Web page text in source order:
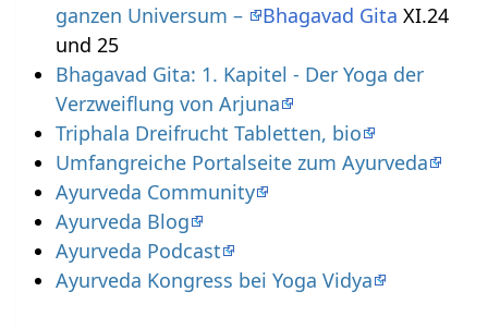
ganzen Universum –
Bhagavad Gita XI.24
und 25
Bhagavad Gita: 1. Kapitel - Der Yoga der
Verzweiflung von Arjuna
Triphala Dreifrucht Tabletten, bio
Umfangreiche Portalseite zum Ayurveda
Ayurveda Community
Ayurveda Blog
Ayurveda Podcast
Ayurveda Kongress bei Yoga Vidya